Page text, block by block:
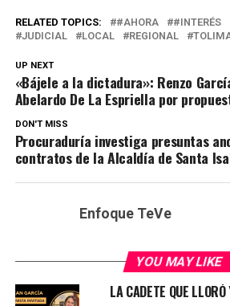
RELATED TOPICS: #AHORA #INTERÉS
JUDICIAL
LOCAL REGIONAL
UP NEXT
«Bájele a la dictadura»: Renzo
Abelardo De La Espriella por
DON'T MISS
Procuraduría investiga presuntas
contratos de la Alcaldía de Santa
Enfoque TeVe
YOU MAY LIKE
LA CADETE QUE